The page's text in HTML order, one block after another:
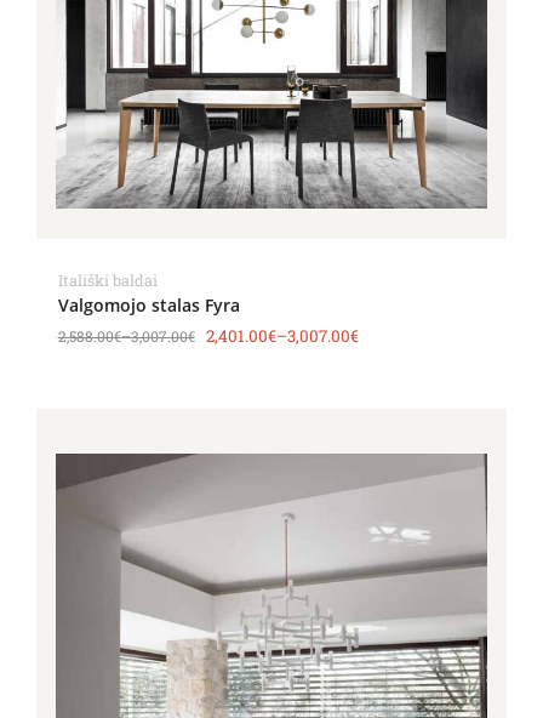
Itališki baldai
Valgomojo stalas Fyra
2,588.00€–3,007.00€ 2,401.00€–3,007.00€
2,634.00€